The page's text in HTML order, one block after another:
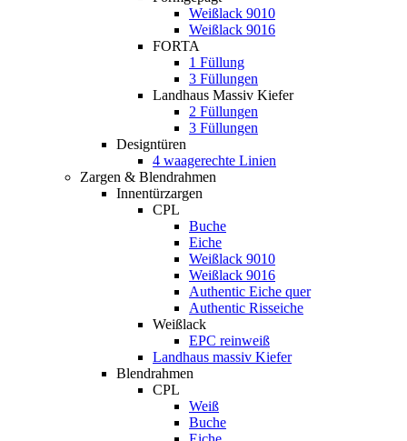
Weißlack 9010
Weißlack 9016
FORTA
1 Füllung
3 Füllungen
Landhaus Massiv Kiefer
2 Füllungen
3 Füllungen
Designtüren
4 waagerechte Linien
Zargen & Blendrahmen
Innentürzargen
CPL
Buche
Eiche
Weißlack 9010
Weißlack 9016
Authentic Eiche quer
Authentic Risseiche
Weißlack
EPC reinweiß
Landhaus massiv Kiefer
Blendrahmen
CPL
Weiß
Buche